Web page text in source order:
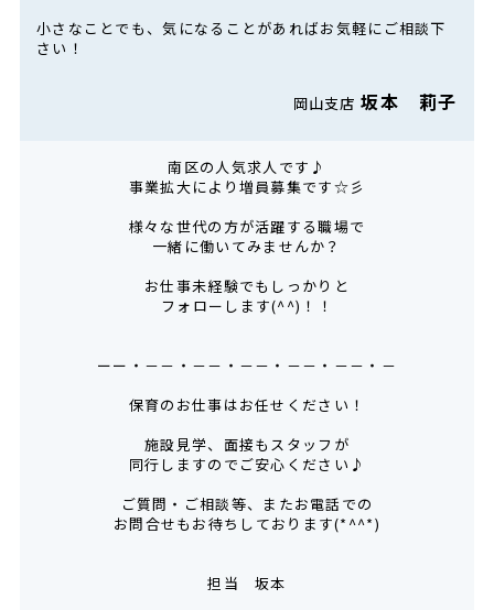
小さなことでも、気になることがあればお気軽にご相談下
さい！
岡山支店坂本 莉子
南区の人気求人です♪
事業拡大により増員募集です☆彡
様々な世代の方が活躍する職場で
一緒に働いてみませんか？
お仕事未経験でもしっかりと
フォローします(^^)！！
ーー・－－・－－・－－・－－・－－・－
保育のお仕事はお任せください！
施設見学、面接もスタッフが
同行しますのでご安心ください♪
ご質問・ご相談等、またお電話での
お問合せもお待ちしております(*^^*)
担当 坂本